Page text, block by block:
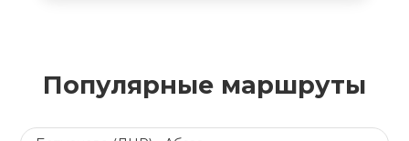
Популярные маршруты